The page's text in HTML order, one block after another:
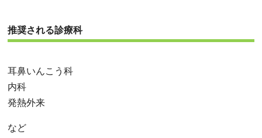
推奨される診療科
耳鼻いんこう科
内科
発熱外来
など